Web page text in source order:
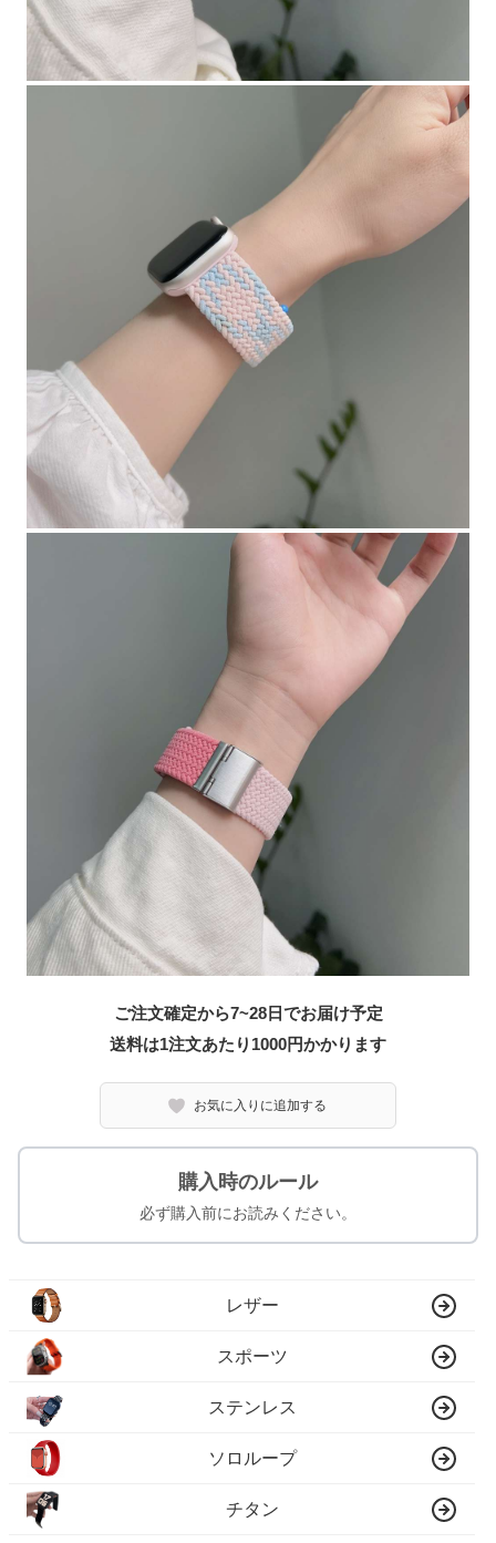
ご注文確定から7~28日でお届け予定
送料は1注文あたり 1000円かかります
お気に入りに追加する
購入時のルール
必ず購入前にお読みください。
レザー
スポーツ
ステンレス
ソロループ
チタン